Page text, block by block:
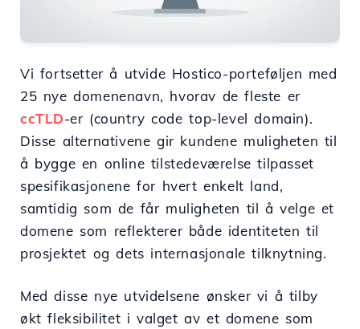
Vi fortsetter å utvide Hostico-porteføljen med
25 nye domenenavn, hvorav de fleste er
ccTLD-er (country code top-level domain).
Disse alternativene gir kundene muligheten til
å bygge en online tilstedeværelse tilpasset
spesifikasjonene for hvert enkelt land,
samtidig som de får muligheten til å velge et
domene som reflekterer både identiteten til
prosjektet og dets internasjonale tilknytning.
Med disse nye utvidelsene ønsker vi å tilby
økt fleksibilitet i valget av et domene som